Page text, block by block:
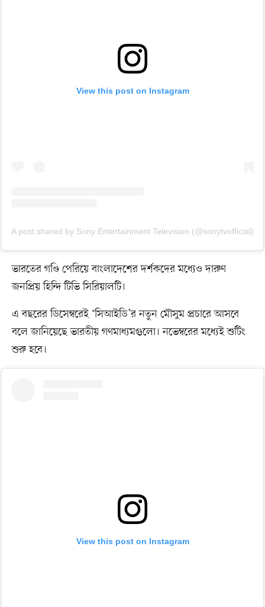
View this post on Instagram
A post shared by Sony Entertainment Television (@sonytvofficial)
ভারতের গণ্ডি পেরিয়ে বাংলাদেশের দর্শকদের মধ্যেও দারুণ
জনপ্রিয় হিন্দি টিভি সিরিয়ালটি।
এ বছরের ডিসেম্বরেই ‘সিআইডি’র নতুন মৌসুম প্রচারে আসবে
বলে জানিয়েছে ভারতীয় গণমাধ্যমগুলো। নভেম্বরের মধ্যেই শুটিং
শুরু হবে।
View this post on Instagram